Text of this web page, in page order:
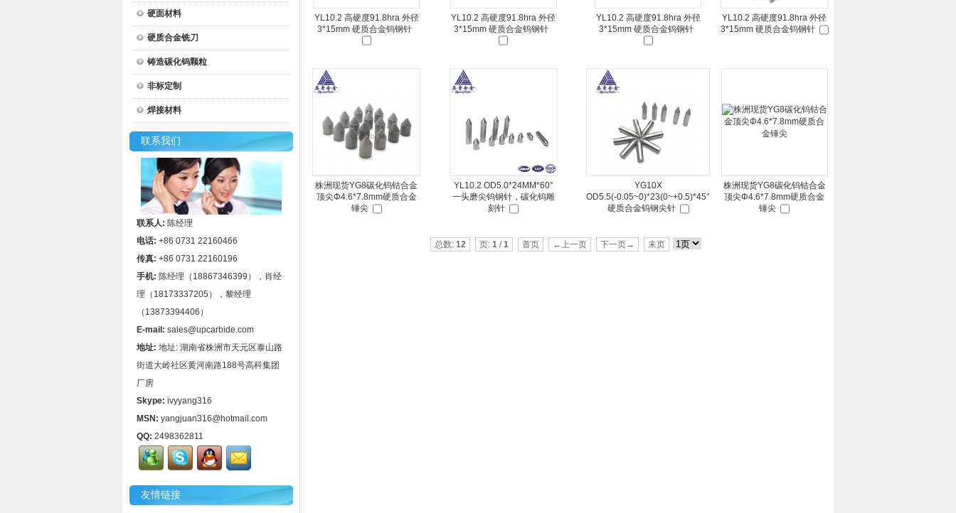
硬面材料
硬质合金铣刀
铸造碳化钨颗粒
非标定制
焊接材料
联系我们
联系人: 陈经理
电话: +86 0731 22160466
传真: +86 0731 22160196
手机: 陈经理（18867346399），肖经
理（18173337205），黎经理
（13873394406）
E-mail: sales@upcarbide.com
地址: 地址: 湖南省株洲市天元区泰山路
街道大岭社区黄河南路188号高科集团
厂房
Skype: ivyyang316
MSN: yangjuan316@hotmail.com
QQ: 2498362811
友情链接
YL10.2 高硬度91.8hra 外径
3*15mm 硬质合金钨钢针
YL10.2 高硬度91.8hra 外径
3*15mm 硬质合金钨钢针
YL10.2 高硬度91.8hra 外径
3*15mm 硬质合金钨钢针
YL10.2 高硬度91.8hra 外径
3*15mm 硬质合金钨钢针
株洲现货YG8碳化钨钴合金
顶尖Φ4.6*7.8mm硬质合金
锤尖
YL10.2 OD5.0*24MM*60°
一头磨尖钨钢针，碳化钨雕
刻针
YG10X
OD5.5(-0.05~0)*23(0~+0.5)*45°
硬质合金钨钢尖针
株洲现货YG8碳化钨钴合金
顶尖Φ4.6*7.8mm硬质合金
锤尖
总数: 12 页: 1 /1 首页 ←上一页 下一页→ 末页